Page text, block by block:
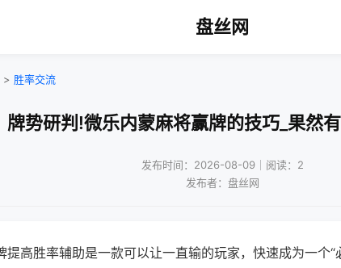
盘丝网
> 胜率交流
牌势研判!微乐内蒙麻将赢牌的技巧_果然
发布时间：2026-08-09｜阅读：2
发布者：盘丝网
提高胜率辅助是一款可以让一直输的玩家，快速成为一个“